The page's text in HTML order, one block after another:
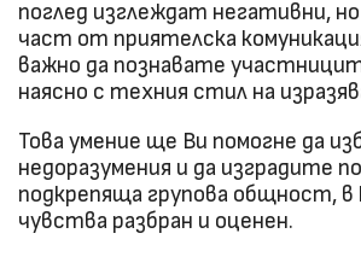
поглед изглеждат негативни,
част от приятелска
важно да познавате
наясно с техния стил на
Това умение ще Ви помогне да
недоразумения и да изградите
подкрепяща групова общност, в
чувства разбран и оценен.